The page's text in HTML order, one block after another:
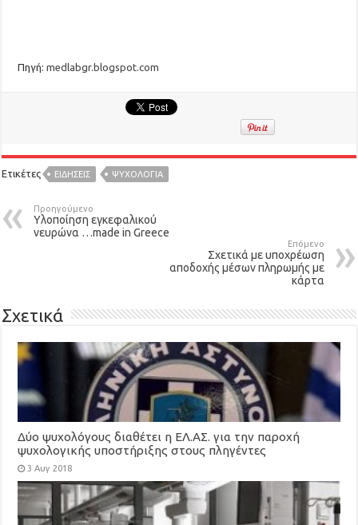
Πηγή:medlabgr.blogspot.com
Ετικέτες ΕΙΔΉΣΕΙΣ ΨΥΧΟΛΟΓΙΑ
Προηγούμενο
Υλοποίηση εγκεφαλικού
νευρώνα …made in Greece
Επόμενο
Σχετικά με υποχρέωση
αποδοχής μέσων πληρωμής με
κάρτα
Σχετικά
Δύο ψυχολόγους διαθέτει η ΕΛ.ΑΣ. για την παροχή
ψυχολογικής υποστήριξης στους πληγέντες
3 Αυγ 2018